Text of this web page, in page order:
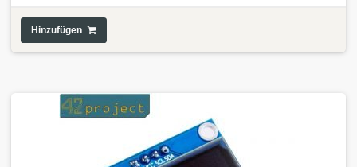
Hinzufügen